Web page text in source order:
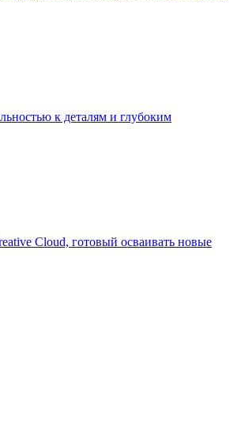
к деталям и глубоким
Cloud, готовый осваивать новые